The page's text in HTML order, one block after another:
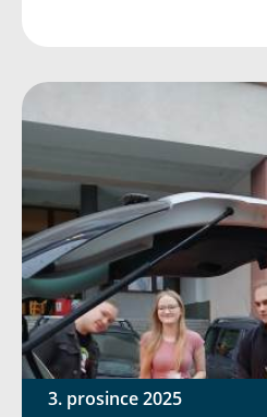
3. prosince 2025